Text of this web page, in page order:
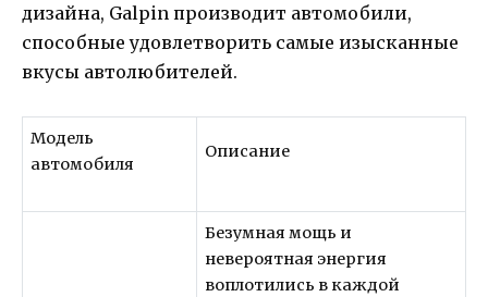
дизайна, Galpin производит автомобили,
способные удовлетворить самые изысканные
вкусы автолюбителей.
Модель
автомобиля
Описание
Безумная мощь и
невероятная энергия
воплотились в каждой